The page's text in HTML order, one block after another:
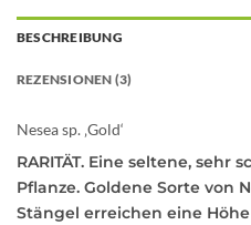
BESCHREIBUNG
REZENSIONEN (3)
Nesea sp. ‚Gold‘
RARITÄT. Eine seltene, sehr
Pflanze. Goldene Sorte von
Stängel erreichen eine